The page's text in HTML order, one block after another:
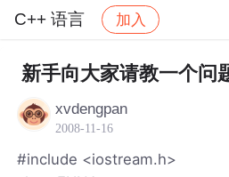
C++ 语言 加入
社区 C++ 语言 帖子详情
新手向大家请教一个问
xvdengpan
2008-11-16
#include <iostream.h>